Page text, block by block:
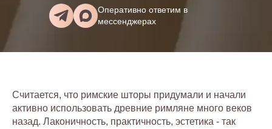
Оперативно ответим в
мессенджерах
Считается, что римские шторы придумали и начали
активно использовать древние римляне много веков
назад. Лаконичность, практичность, эстетика - так